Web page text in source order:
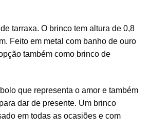
tarraxa. O brinco tem altura de 0,8
Feito em metal com banho de ouro
também como brinco de
que representa o amor e também
dar de presente. Um brinco
em todas as ocasiões e com